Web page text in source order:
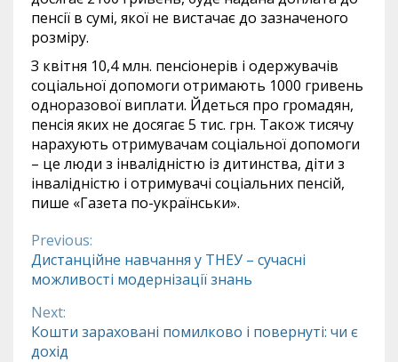
пенсії в сумі, якої не вистачає до зазначеного
розміру.
З квітня 10,4 млн. пенсіонерів і одержувачів
соціальної допомоги отримають 1000 гривень
одноразової виплати. Йдеться про громадян,
пенсія яких не досягає 5 тис. грн. Також тисячу
нарахують отримувачам соціальної допомоги
– це люди з інвалідністю із дитинства, діти з
інвалідністю і отримувачі соціальних пенсій,
пише «Газета по-українськи».
Continue
Reading
Previous:
Дистанційне навчання у ТНЕУ – сучасні
можливості модернізації знань
Next:
Кошти зараховані помилково і повернуті: чи є
дохід